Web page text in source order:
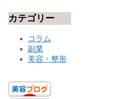
カテゴリー
コラム
副業
美容・整形